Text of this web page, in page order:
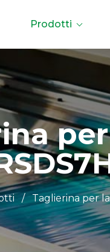
Prodotti
/ Taglierina per